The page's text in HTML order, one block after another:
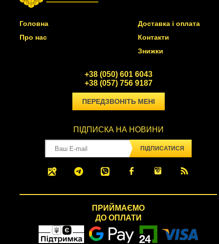
Головна
Про нас
Доставка і оплата
Контакти
Знижки
+38 (050) 601 6043
+38 (057) 756 9187
ПЕРЕДЗВОНІТЬ МЕНІ
ПІДПИСКА НА НОВИНИ
ПІДПИСАТИСЯ
ПРИЙМАЄМО
ДО ОПЛАТИ